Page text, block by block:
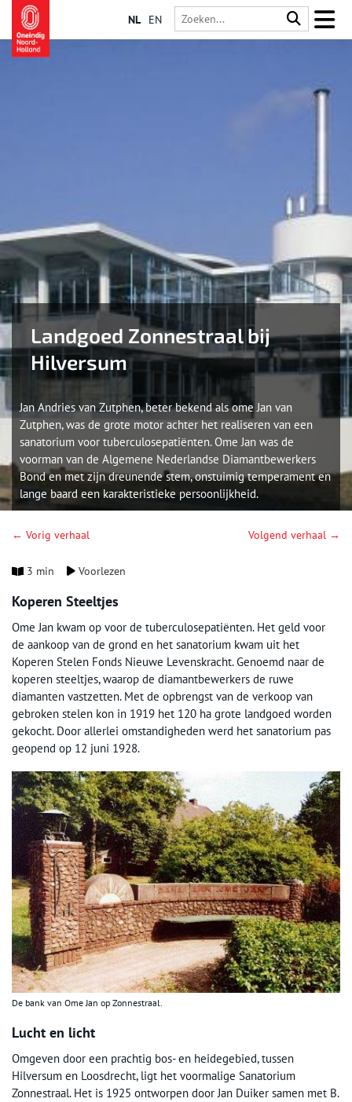
NL EN
Landgoed Zonnestraal bij
Hilversum
Jan Andries van Zutphen, beter bekend als ome Jan van
Zutphen, was de grote motor achter het realiseren van een
sanatorium voor tuberculosepatiënten. Ome Jan was de
voorman van de Algemene Nederlandse Diamantbewerkers
Bond en met zijn dreunende stem, onstuimig temperament en
lange baard een karakteristieke persoonlijkheid.
← Vorig verhaal Volgend verhaal →
3 min Voorlezen
Koperen Steeltjes
Ome Jan kwam op voor de tuberculosepatiënten. Het geld voor
de aankoop van de grond en het sanatorium kwam uit het
Koperen Stelen Fonds Nieuwe Levenskracht. Genoemd naar de
koperen steeltjes, waarop de diamantbewerkers de ruwe
diamanten vastzetten. Met de opbrengst van de verkoop van
gebroken stelen kon in 1919 het 120 ha grote landgoed worden
gekocht. Door allerlei omstandigheden werd het sanatorium pas
geopend op 12 juni 1928.
De bank van Ome Jan op Zonnestraal.
Lucht en licht
Omgeven door een prachtig bos- en heidegebied, tussen
Hilversum en Loosdrecht, ligt het voormalige Sanatorium
Zonnestraal. Het is 1925 ontworpen door Jan Duiker samen met B.